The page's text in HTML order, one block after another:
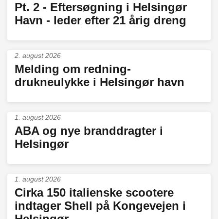
Pt. 2 - Eftersøgning i Helsingør
Havn - leder efter 21 årig dreng
2. august 2026
Melding om redning-
drukneulykke i Helsingør havn
1. august 2026
ABA og nye branddragter i
Helsingør
1. august 2026
Cirka 150 italienske scootere
indtager Shell på Kongevejen i